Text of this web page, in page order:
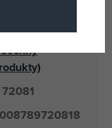
Playmobil
72081